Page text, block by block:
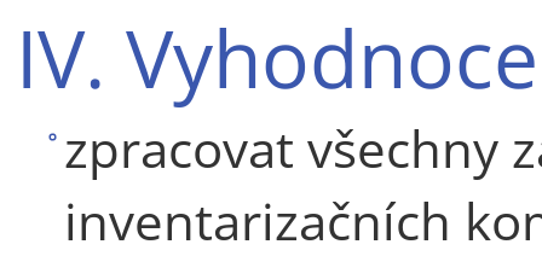
IV.
zpracovat všechny
inventarizačních